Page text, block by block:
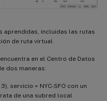
aprendidas, incluidas las rutas
de ruta virtual.
en el Centro de Datos
dos maneras:
servicio = NYC-SFO con un
de una subred local